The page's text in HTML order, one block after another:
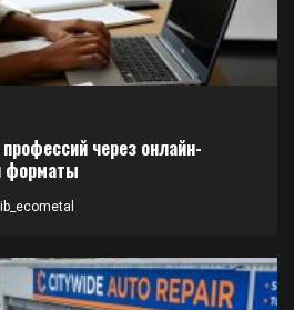
через онлайн-
форматы